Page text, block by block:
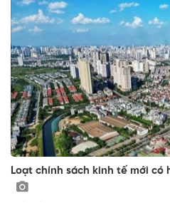
Loạt chính sách kinh tế mới